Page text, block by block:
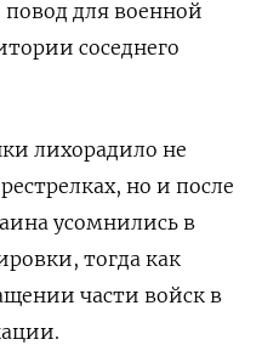
для военной
соседнего
лихорадило не
но и после
усомнились в
тогда как
части войск в